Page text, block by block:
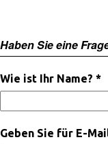
Haben Sie eine
Wie ist Ihr Name? *
Geben Sie für E-